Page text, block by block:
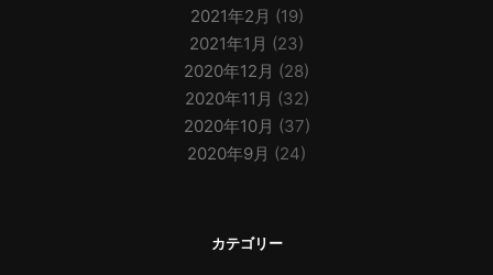
2021年2月 (19)
2021年1月 (23)
2020年12月 (28)
2020年11月 (32)
2020年10月 (37)
2020年9月 (24)
カテゴリー